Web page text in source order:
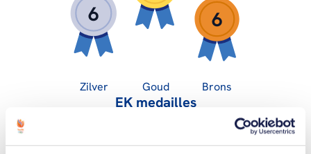
6
6
Zilver Goud Brons
EK medailles